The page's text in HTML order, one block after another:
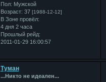
Пол: Мужской
Возраст: 37 [1988-12-12]
В Зоне провёл:
4 дня 2 часа
Прошлый рейд:
2011-01-29 16:00:57
Туман
...Никто не идеален...